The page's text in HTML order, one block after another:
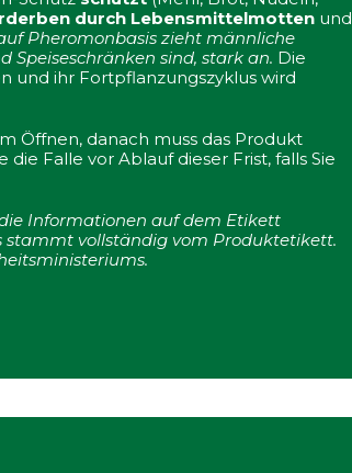
durch Lebensmittelmotten und
Pheromonbasis zieht männliche
Speiseschränken sind, stark an. Die
und ihr Fortpflanzungszyklus wird
Öffnen, danach muss das Produkt
Falle vor Ablauf dieser Frist, falls Sie
Informationen auf dem Etikett
stammt vollständig vom Produktetikett.